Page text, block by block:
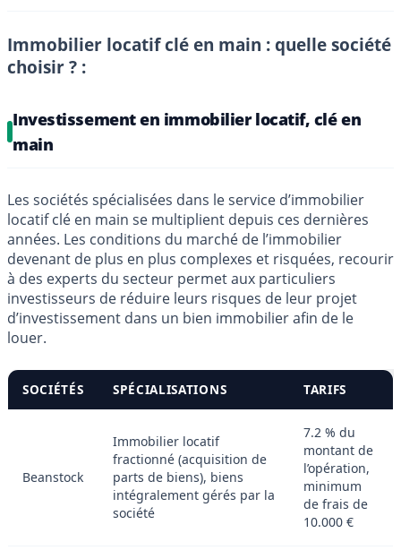
Immobilier locatif clé en main : quelle société
choisir ? :
Investissement en immobilier locatif, clé en
main
Les sociétés spécialisées dans le service d’immobilier
locatif clé en main se multiplient depuis ces dernières
années. Les conditions du marché de l’immobilier
devenant de plus en plus complexes et risquées, recourir
à des experts du secteur permet aux particuliers
investisseurs de réduire leurs risques de leur projet
d’investissement dans un bien immobilier afin de le
louer.
SOCIÉTÉS SPÉCIALISATIONS TARIFS
Beanstock
Immobilier locatif
fractionné (acquisition de
parts de biens), biens
intégralement gérés par la
société
7.2 % du
montant de
l’opération,
minimum
de frais de
10.000 €